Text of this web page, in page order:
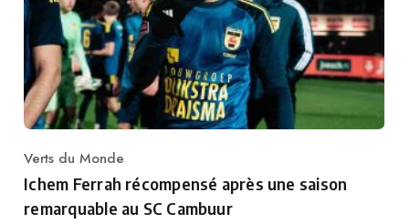
Category
Verts du Monde
Ichem Ferrah récompensé après une saison
remarquable au SC Cambuur